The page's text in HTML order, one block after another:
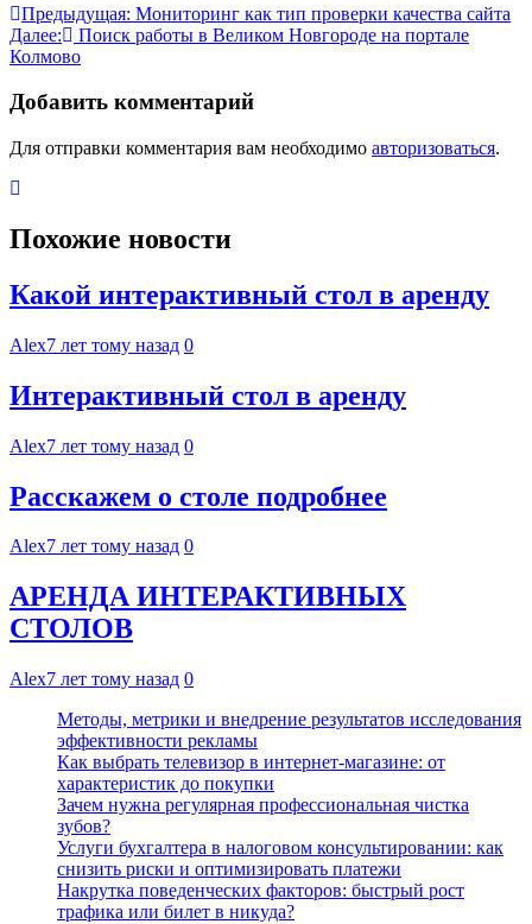
Навигация
по
Предыдущая: Мониторинг как тип проверки качества сайта
Далее:
Поиск работы в Великом Новгороде на портале
Колмово
Добавить комментарий
Для отправки комментария вам необходимо авторизоваться.
Похожие новости
Какой интерактивный стол в аренду
Alex7 лет тому назад 0
Интерактивный стол в аренду
Alex7 лет тому назад 0
Расскажем о столе подробнее
Alex7 лет тому назад 0
АРЕНДА ИНТЕРАКТИВНЫХ
СТОЛОВ
Alex7 лет тому назад 0
Методы, метрики и внедрение результатов исследования
эффективности рекламы
Как выбрать телевизор в интернет-магазине: от
характеристик до покупки
Зачем нужна регулярная профессиональная чистка
зубов?
Услуги бухгалтера в налоговом консультировании: как
снизить риски и оптимизировать платежи
Накрутка поведенческих факторов: быстрый рост
трафика или билет в никуда?